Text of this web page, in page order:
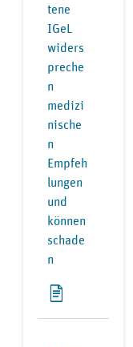
tene
IGeL
widers
preche
n
medizi
nische
n
Empfeh
lungen
und
können
schade
n